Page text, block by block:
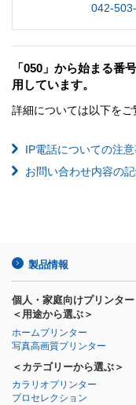
042-
「050」から始まる番
用しています。
詳細については以下をご
IP電話についての注
お問い合わせ内容の
製品情報
個人・家庭向けプリンター
＜用途から選ぶ＞
ホームプリンター
写真高画質プリンター
＜カテゴリーから選ぶ＞
カラリオプリンター
プロセレクション